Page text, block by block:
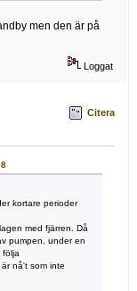
men den är på
Loggat
Citera
kortare perioder
med fjärren. Då
pumpen, under en
följa
nå't som inte